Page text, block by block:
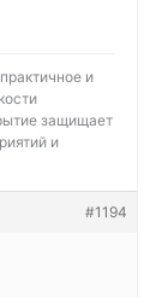
практичное и
защищает
и
#1194